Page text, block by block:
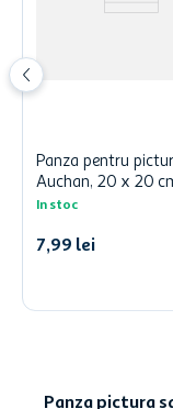
Panza pentru
Auchan, 20 x 20
In stoc
7,99 lei
Panza pictura